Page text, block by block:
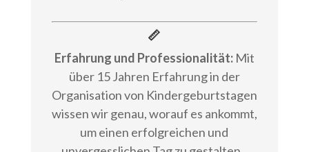
📏
Erfahrung und Professionalität:Mit
über 15 Jahren Erfahrung in der
Organisation von Kindergeburtstagen
wissen wir genau, worauf es ankommt,
um einen erfolgreichen und